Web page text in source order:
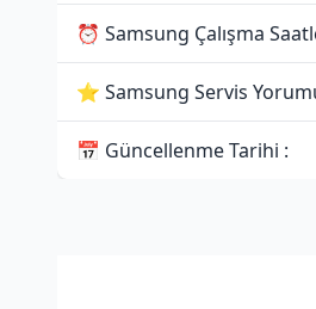
⏰ Samsung Çalışma
⭐ Samsung Servis
📅 Güncellenme Tarihi :